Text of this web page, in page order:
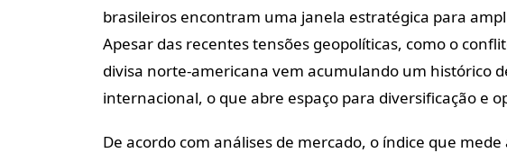
brasileiros encontram uma janela estratégica para
Apesar das recentes tensões geopolíticas, como o
divisa norte-americana vem acumulando um histórico
internacional, o que abre espaço para diversificação e
De acordo com análises de mercado, o índice que mede